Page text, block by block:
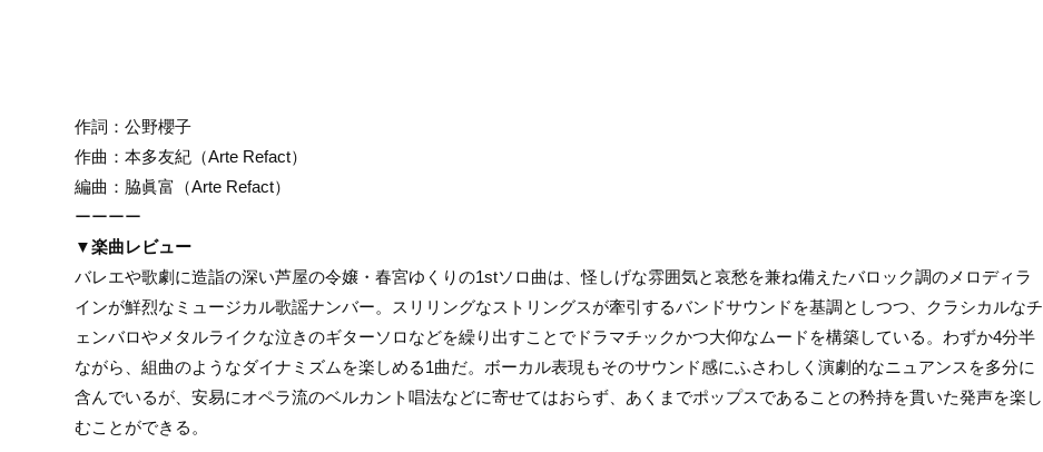
作詞：公野櫻子
作曲：本多友紀（Arte Refact）
編曲：脇眞富（Arte Refact）
ーーーー
▼楽曲レビュー
バレエや歌劇に造詣の深い芦屋の令嬢・春宮ゆくりの1stソロ曲は、怪しげな雰囲気と哀愁を兼ね備えたバロック調のメロディラ
インが鮮烈なミュージカル歌謡ナンバー。スリリングなストリングスが牽引するバンドサウンドを基調としつつ、クラシカルなチ
ェンバロやメタルライクな泣きのギターソロなどを繰り出すことでドラマチックかつ大仰なムードを構築している。わずか4分半
ながら、組曲のようなダイナミズムを楽しめる1曲だ。ボーカル表現もそのサウンド感にふさわしく演劇的なニュアンスを多分に
含んでいるが、安易にオペラ流のベルカント唱法などに寄せてはおらず、あくまでポップスであることの矜持を貫いた発声を楽し
むことができる。